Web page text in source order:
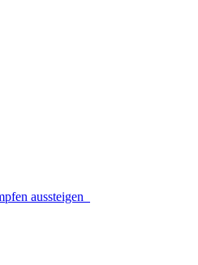
aussteigen